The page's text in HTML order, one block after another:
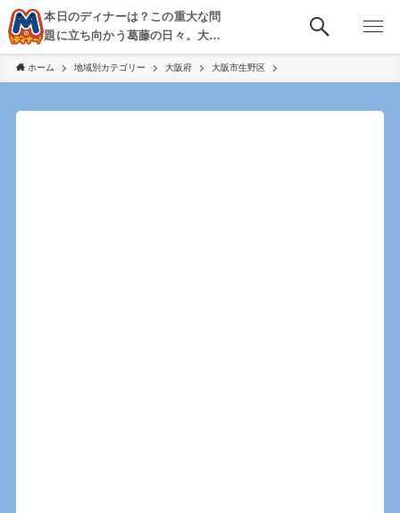
本日のディナーは？この重大な問
題に立ち向かう葛藤の日々。大
阪・京都・神戸を中心とした食べ
歩き、飲み歩きを綴る。
ホーム 地域別カテゴリー 大阪府 大阪市生野区